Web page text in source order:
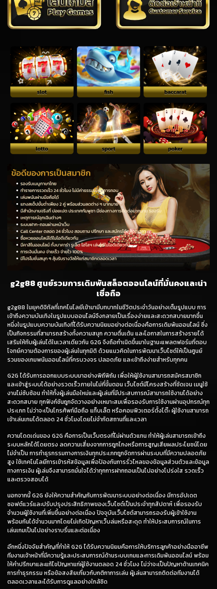
g2g88 ศูนย์รวมการเดิมพันสล็อตออนไลน์ที่มั่นคงและน่า
เชื่อถือ
g2g88 ในยุคดิจิทัลที่เทคโนโลยีเข้ามามีบทบาทในชีวิตประจำวันอย่างเต็มรูปแบบ การ
เข้าถึงความบันเทิงในรูปแบบออนไลน์จึงกลายเป็นเรื่องง่ายและสะดวกสบายมากขึ้น
หนึ่งในรูปแบบความบันเทิงที่ได้รับความนิยมอย่างต่อเนื่องคือการเดิมพันออนไลน์ ซึ่ง
เป็นกิจกรรมที่สามารถสร้างทั้งความสนุก ความตื่นเต้น และโอกาสในการสร้างรายได้
เสริมให้กับผู้เล่นได้ในเวลาเดียวกัน G2G จึงถือกำเนิดขึ้นมาในฐานะแพลตฟอร์มที่ตอบ
โจทย์ความต้องการของผู้เล่นในทุกมิติ ด้วยแนวคิดในการพัฒนาเว็บไซต์ให้เป็นศูนย์
รวมของเกมพนันออนไลน์ที่ครบวงจร ปลอดภัย และเข้าถึงง่ายสำหรับทุกคน
G2G ได้รับการออกแบบระบบมาอย่างพิถีพิถัน เพื่อให้ผู้ใช้งานสามารถสมัครสมาชิก
และเข้าสู่ระบบได้อย่างรวดเร็วภายในไม่กี่ขั้นตอน เว็บไซต์มีโครงสร้างที่ชัดเจน เมนูใช้
งานไม่ซับซ้อน ทำให้ทั้งผู้เล่นมือใหม่และผู้เล่นที่มีประสบการณ์สามารถใช้งานได้อย่าง
สะดวกสบาย ทุกฟังก์ชันถูกจัดวางอย่างเหมาะสมเพื่อรองรับการใช้งานผ่านอุปกรณ์ทุก
ประเภท ไม่ว่าจะเป็นโทรศัพท์มือถือ แท็บเล็ต หรือคอมพิวเตอร์ตั้งโต๊ะ ผู้ใช้งานสามารถ
เข้าเล่นเกมได้ตลอด 24 ชั่วโมงโดยไม่จำกัดสถานที่และเวลา
ความโดดเด่นของ G2G คือการเป็นเว็บตรงที่ไม่ผ่านตัวแทน ทำให้ผู้เล่นสามารถเข้าถึง
ระบบหลักได้โดยตรง ลดความเสี่ยงจากการถูกโกงหรือการสูญเสียผลประโยชน์โดย
ไม่จำเป็น การทำธุรกรรมทางการเงินทุกประเภทถูกจัดการผ่านระบบที่มีความปลอดภัย
สูง ใช้เทคโนโลยีการเข้ารหัสข้อมูลเพื่อป้องกันการรั่วไหลของข้อมูลส่วนตัวและข้อมูล
ทางการเงิน ผู้เล่นจึงสามารถมั่นใจได้ว่าทุกการฝากถอนเป็นไปอย่างโปร่งใส รวดเร็ว
และตรวจสอบได้
นอกจากนี้ G2G ยังให้ความสำคัญกับการพัฒนาระบบอย่างต่อเนื่อง มีการอัปเดต
ซอฟต์แวร์และปรับปรุงประสิทธิภาพของเว็บไซต์เป็นประจำทุกสัปดาห์ เพื่อรองรับ
จำนวนผู้ใช้งานที่เพิ่มขึ้นอย่างต่อเนื่อง ปัจจุบันเว็บไซต์สามารถรองรับผู้เข้าใช้งาน
พร้อมกันได้จำนวนมากโดยไม่เกิดปัญหาเว็บล่มหรือสะดุด ทำให้ประสบการณ์ในการ
เล่นเกมเป็นไปอย่างราบรื่นและต่อเนื่อง
อีกหนึ่งปัจจัยสำคัญที่ทำให้ G2G ได้รับความนิยมคือการให้บริการลูกค้าอย่างมืออาชีพ
ทีมงานเจ้าหน้าที่มีความรู้และประสบการณ์ด้านระบบเกมและการเดิมพันออนไลน์ พร้อม
ให้คำปรึกษาและแก้ไขปัญหาแก่ผู้ใช้งานตลอด 24 ชั่วโมง ไม่ว่าจะเป็นปัญหาด้านเทคนิค
การทำธุรกรรม หรือข้อสงสัยเกี่ยวกับกติกาการเล่น ผู้เล่นสามารถติดต่อทีมงานได้
ตลอดเวลาและได้รับการดูแลอย่างใกล้ชิด